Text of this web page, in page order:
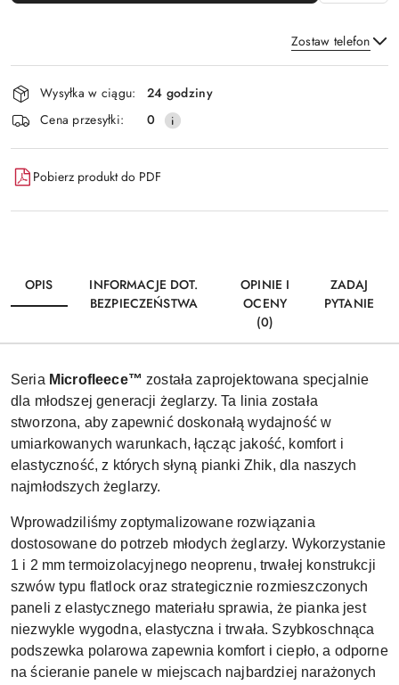
Zostaw telefon
Wyślij
Dostępność
i
dostawa
Wysyłka w ciągu:
24 godziny
Cena przesyłki:
0
Pobierz produkt do PDF
OPIS
INFORMACJE DOT.
BEZPIECZEŃSTWA
OPINIE I
OCENY
(0)
ZADAJ
PYTANIE
Seria Microfleece™ została zaprojektowana specjalnie
dla młodszej generacji żeglarzy. Ta linia została
stworzona, aby zapewnić doskonałą wydajność w
umiarkowanych warunkach, łącząc jakość, komfort i
elastyczność, z których słyną pianki Zhik, dla naszych
najmłodszych żeglarzy.
Wprowadziliśmy zoptymalizowane rozwiązania
dostosowane do potrzeb młodych żeglarzy. Wykorzystanie
1 i 2 mm termoizolacyjnego neoprenu, trwałej konstrukcji
szwów typu flatlock oraz strategicznie rozmieszczonych
paneli z elastycznego materiału sprawia, że pianka jest
niezwykle wygodna, elastyczna i trwała. Szybkoschnąca
podszewka polarowa zapewnia komfort i ciepło, a odporne
na ścieranie panele w miejscach najbardziej narażonych